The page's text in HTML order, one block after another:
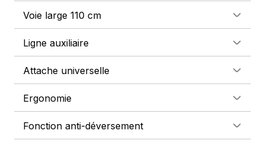
Voie large 110 cm
Ligne auxiliaire
Attache universelle
Ergonomie
Fonction anti-déversement